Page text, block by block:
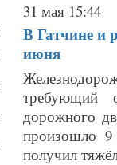
31 мая 15:44
В Гатчине и
июня
требующий
дорожного
произошло
получил